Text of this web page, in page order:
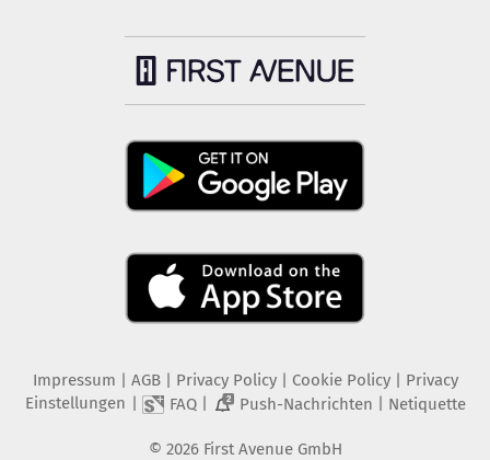
Impressum AGB Privacy Policy| Cookie Policy| Privacy
Einstellungen
FAQ| 2 Push-Nachrichten Netiquette
© 2026 First Avenue GmbH